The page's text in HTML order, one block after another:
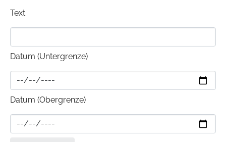
Text
Datum (Untergrenze)
Datum (Obergrenze)